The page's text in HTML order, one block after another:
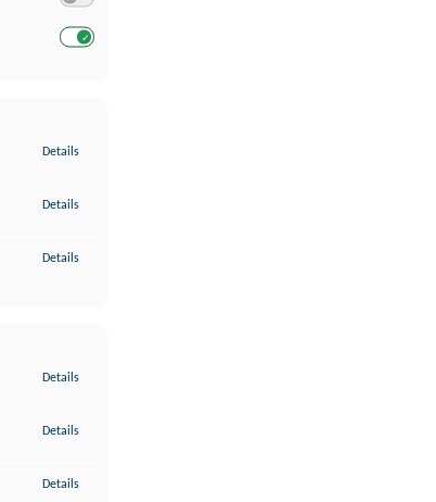
Details
Details
Details
Details
Details
Details